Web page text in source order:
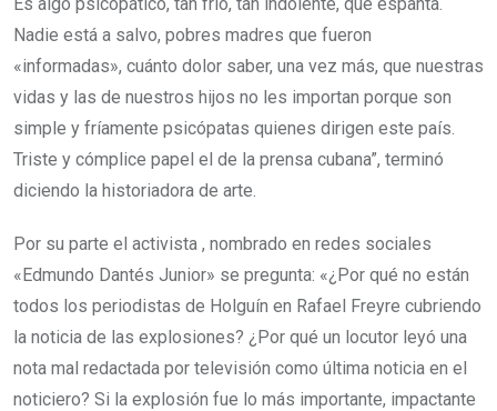
Nadie está a salvo, pobres madres que fueron
«informadas», cuánto dolor saber, una vez más, que nuestras
vidas y las de nuestros hijos no les importan porque son
simple y fríamente psicópatas quienes dirigen este país.
Triste y cómplice papel el de la prensa cubana”, terminó
diciendo la historiadora de arte.
Por su parte el activista , nombrado en redes sociales
«Edmundo Dantés Junior» se pregunta: «¿Por qué no están
todos los periodistas de Holguín en Rafael Freyre cubriendo
la noticia de las explosiones? ¿Por qué un locutor leyó una
nota mal redactada por televisión como última noticia en el
noticiero? Si la explosión fue lo más importante, impactante